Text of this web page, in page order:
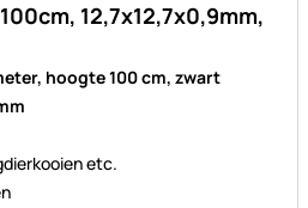
12,7x12,7x0,9mm,
hoogte 100 cm, zwart
etc.